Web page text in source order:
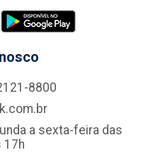
8800
a sexta-feira das
17h